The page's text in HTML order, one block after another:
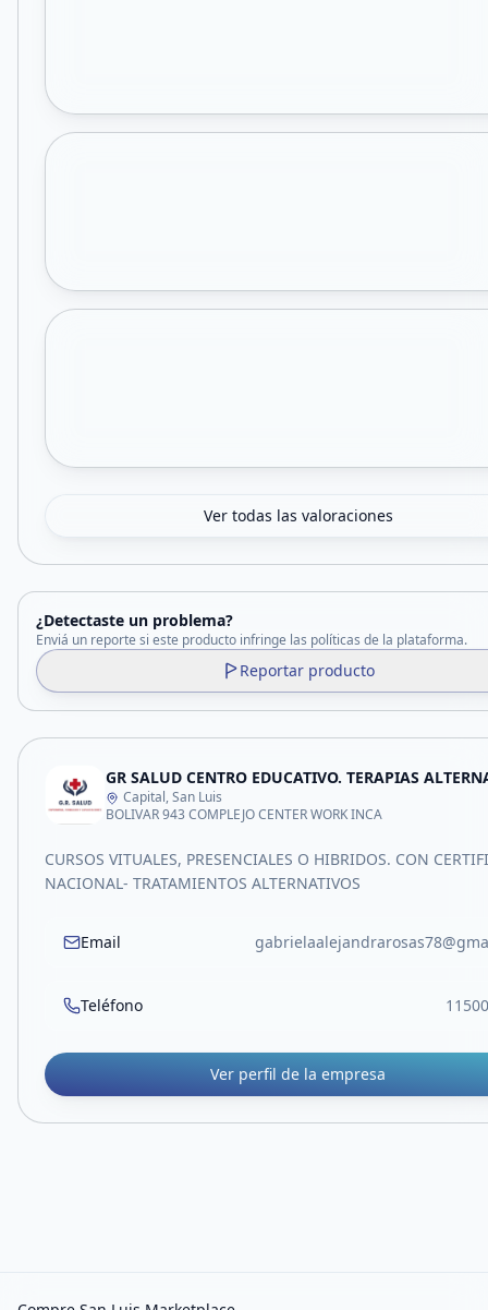
Ver todas las valoraciones
¿Detectaste un problema?
Enviá un reporte si este producto infringe las políticas de la plataforma.
Reportar producto
Capital, San Luis
BOLIVAR 943 COMPLEJO CENTER WORK INCA
CURSOS VITUALES, PRESENCIALES O HIBRIDOS. CON
NACIONAL- TRATAMIENTOS ALTERNATIVOS
Email
Teléfono
Ver perfil de la empresa